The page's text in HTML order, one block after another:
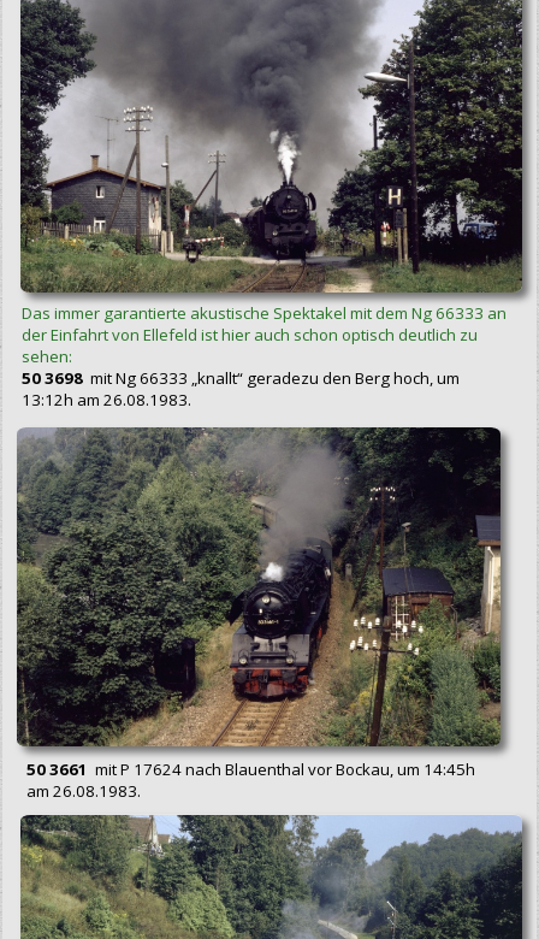
Das immer garantierte akustische Spektakel mit dem Ng 66333 an
der Einfahrt von Ellefeld ist hier auch schon optisch deutlich zu
sehen:
50 3698 mit Ng 66333 „knallt“ geradezu den Berg hoch, um
13:12h am 26.08.1983.
50 3661 mit P 17624 nach Blauenthal vor Bockau, um 14:45h
am 26.08.1983.